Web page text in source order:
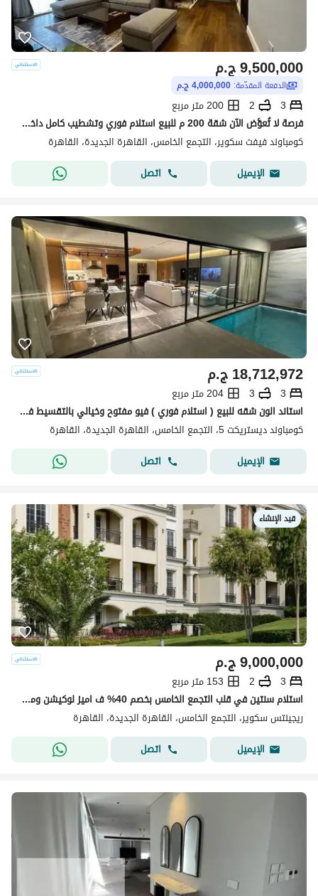
ج.م9,500,000
الدفعة المقدّمة: 4,000,000 ج.م
3
2
200 متر مربع
فرصة لا تُعوَّض الآن شقة 200 م للبيع استلام فوري وتشطيب كامل داخل كمبوند فيفث سكوير المراسم، الجولدن سكوير، التجمع الخامس القاهره الجديده 3 غرف
كومباوند فيفث سكوير، التجمع الخامس، القاهرة الجديدة، القاهرة
الإيميل
اتصل
ج.م18,712,972
3
3
204 متر مربع
استاند الون شقه للبيع ( استلام فوري ) فيو مفتوح وخيالي بالتقسيط في كمبوند ديستركت 5 في التجمع الخامس بجوار نيو قطاميه
كومباوند ديستريكت 5، التجمع الخامس، القاهرة الجديدة، القاهرة
الإيميل
اتصل
قيد الإنشاء
ج.م9,000,000
3
2
153 متر مربع
استلام سنتين في قلب التجمع الخامس بخصم 40% ف اميز لوكيشن ومتاح تقسيط لحد 8 سنين
ريجينتس سكوير، التجمع الخامس، القاهرة الجديدة، القاهرة
الإيميل
اتصل